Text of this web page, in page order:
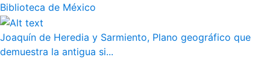
Biblioteca de México
Joaquín de Heredia y Sarmiento, Plano geográfico que
demuestra la antigua si...